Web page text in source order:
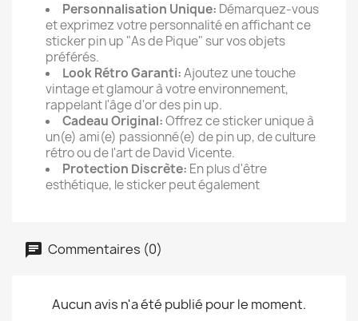
Personnalisation Unique: Démarquez-vous
et exprimez votre personnalité en affichant ce
sticker pin up "As de Pique" sur vos objets
préférés.
Look Rétro Garanti:Ajoutez une touche
vintage et glamour à votre environnement,
rappelant l'âge d'or des pin up.
Cadeau Original:Offrez ce sticker unique à
un(e) ami(e) passionné(e) de pin up, de culture
rétro ou de l'art de David Vicente.
Protection Discrète: En plus d'être
esthétique, le sticker peut également
Commentaires (0)
Aucun avis n'a été publié pour le moment.